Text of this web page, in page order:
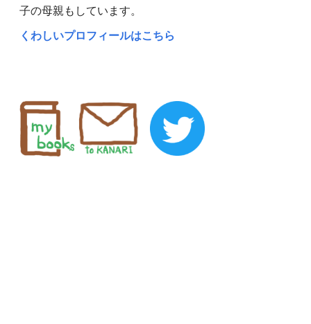
子の母親もしています。
くわしいプロフィールはこちら